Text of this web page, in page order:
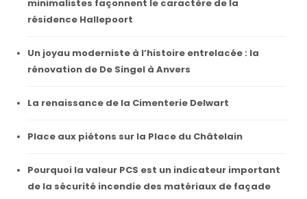
minimalistes façonnent le caractère de la
résidence Hallepoort
Un joyau moderniste à l’histoire entrelacée : la
rénovation de De Singel à Anvers
La renaissance de la Cimenterie Delwart
Place aux piétons sur la Place du Châtelain
Pourquoi la valeur PCS est un indicateur important
de la sécurité incendie des matériaux de façade